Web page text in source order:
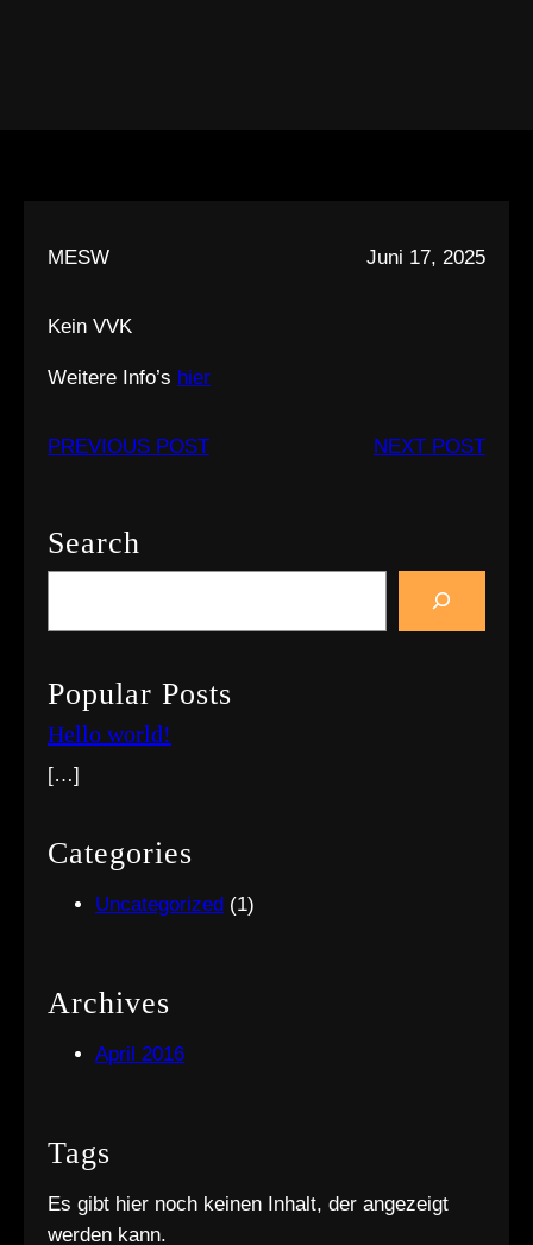
MESW Juni 17, 2025
Kein VVK
Weitere Info’s hier
PREVIOUS POST NEXT POST
Search
c
h
Popular Posts
Hello world!
[…]
Categories
Uncategorized (1)
Archives
April 2016
Tags
Es gibt hier noch keinen Inhalt, der angezeigt
werden kann.